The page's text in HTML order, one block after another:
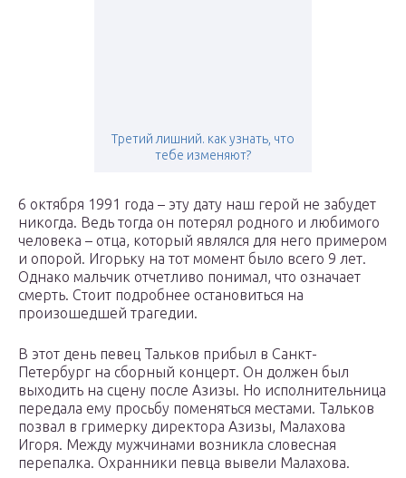
Третий лишний. как узнать, что
тебе изменяют?
6 октября 1991 года – эту дату наш герой не забудет
никогда. Ведь тогда он потерял родного и любимого
человека – отца, который являлся для него примером
и опорой. Игорьку на тот момент было всего 9 лет.
Однако мальчик отчетливо понимал, что означает
смерть. Стоит подробнее остановиться на
произошедшей трагедии.
В этот день певец Тальков прибыл в Санкт-
Петербург на сборный концерт. Он должен был
выходить на сцену после Азизы. Но исполнительница
передала ему просьбу поменяться местами. Тальков
позвал в гримерку директора Азизы, Малахова
Игоря. Между мужчинами возникла словесная
перепалка. Охранники певца вывели Малахова.